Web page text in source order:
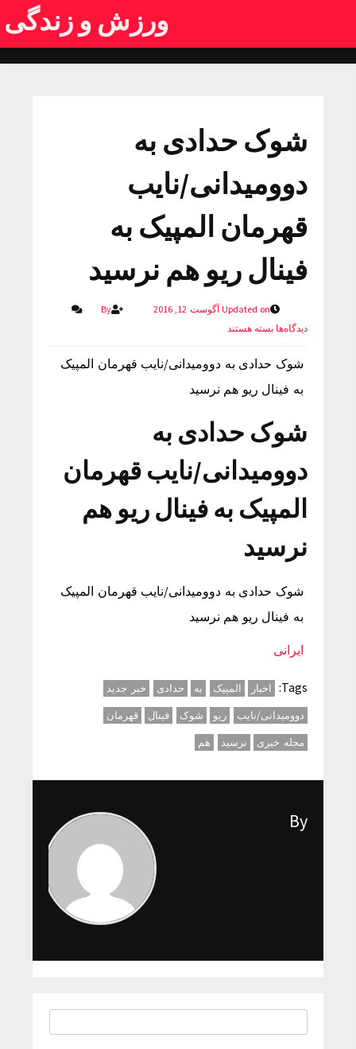
ورزش و زندگی
شوک حدادی به
دوومیدانی/نایب
قهرمان المپیک به
فینال ریو هم نرسید
Updated on آگوست 12, 2016
By
دیدگاه‌هابسته هستند
شوک حدادی به دوومیدانی/نایب قهرمان المپیک
به فینال ریو هم نرسید
شوک حدادی به
دوومیدانی/نایب قهرمان
المپیک به فینال ریو هم
نرسید
شوک حدادی به دوومیدانی/نایب قهرمان المپیک
به فینال ریو هم نرسید
ایرانی
Tags: اخبار المپیک به حدادی
خبر جدید
دوومیدانی/نایب
ریو شوک فینال
قهرمان
مجله خبری
نرسید هم
By